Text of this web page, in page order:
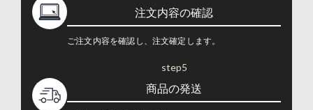
注文内容の確認
ご注文内容を確認し、注文確定します。
step5
商品の発送